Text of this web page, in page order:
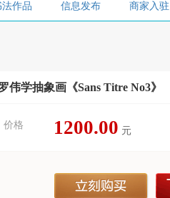
法作品 信息发布 商家入驻
伟学抽象画《Sans Titre No3》
价格 1200.00 元
立刻购买